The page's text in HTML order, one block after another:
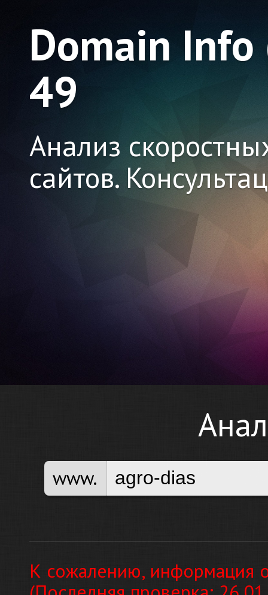
Domain
49
Анализ
сайтов.
www.
К сожалению, информация